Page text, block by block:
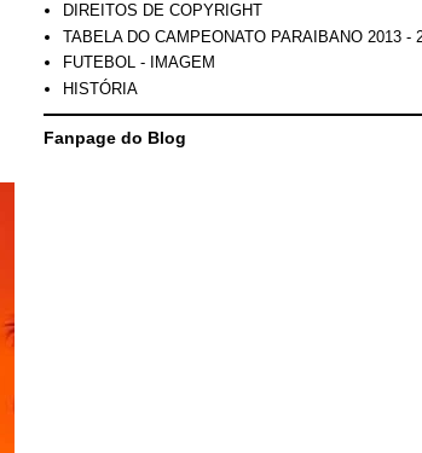
DIREITOS DE COPYRIGHT
TABELA DO CAMPEONATO PARAIBANO 2013 -
FUTEBOL - IMAGEM
HISTÓRIA
Fanpage do Blog